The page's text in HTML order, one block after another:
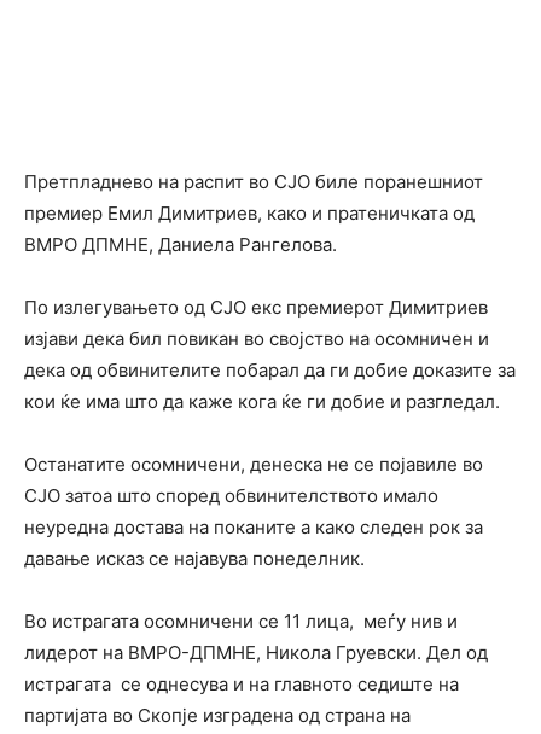
Претпладнево на распит во СЈО биле поранешниот
премиер Емил Димитриев, како и пратеничката од
ВМРО ДПМНЕ, Даниела Рангелова.
По излегувањето од СЈО екс премиерот Димитриев
изјави дека бил повикан во својство на осомничен и
дека од обвинителите побарал да ги добие доказите за
кои ќе има што да каже кога ќе ги добие и разгледал.
Останатите осомничени, денеска не се појавиле во
СЈО затоа што според обвинителството имало
неуредна достава на поканите а како следен рок за
давање исказ се најавува понеделник.
Во истрагата осомничени се 11 лица, меѓу нив и
лидерот на ВМРО-ДПМНЕ, Никола Груевски. Дел од
истрагата се однесува и на главното седиште на
партијата во Скопје изградена од страна на